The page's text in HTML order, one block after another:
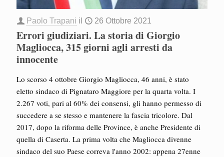
Paolo Trapani il 26 Ottobre 2021
Errori giudiziari. La storia di Giorgio
Magliocca, 315 giorni agli arresti da
innocente
Lo scorso 4 ottobre Giorgio Magliocca, 46 anni, è stato
eletto sindaco di Pignataro Maggiore per la quarta volta. I
2.267 voti, pari al 60% dei consensi, gli hanno permesso di
succedere a se stesso e mantenere la fascia tricolore. Dal
2017, dopo la riforma delle Province, è anche Presidente di
quella di Caserta. La prima volta che Magliocca divenne
sindaco del suo Paese correva l'anno 2002: appena 27enne